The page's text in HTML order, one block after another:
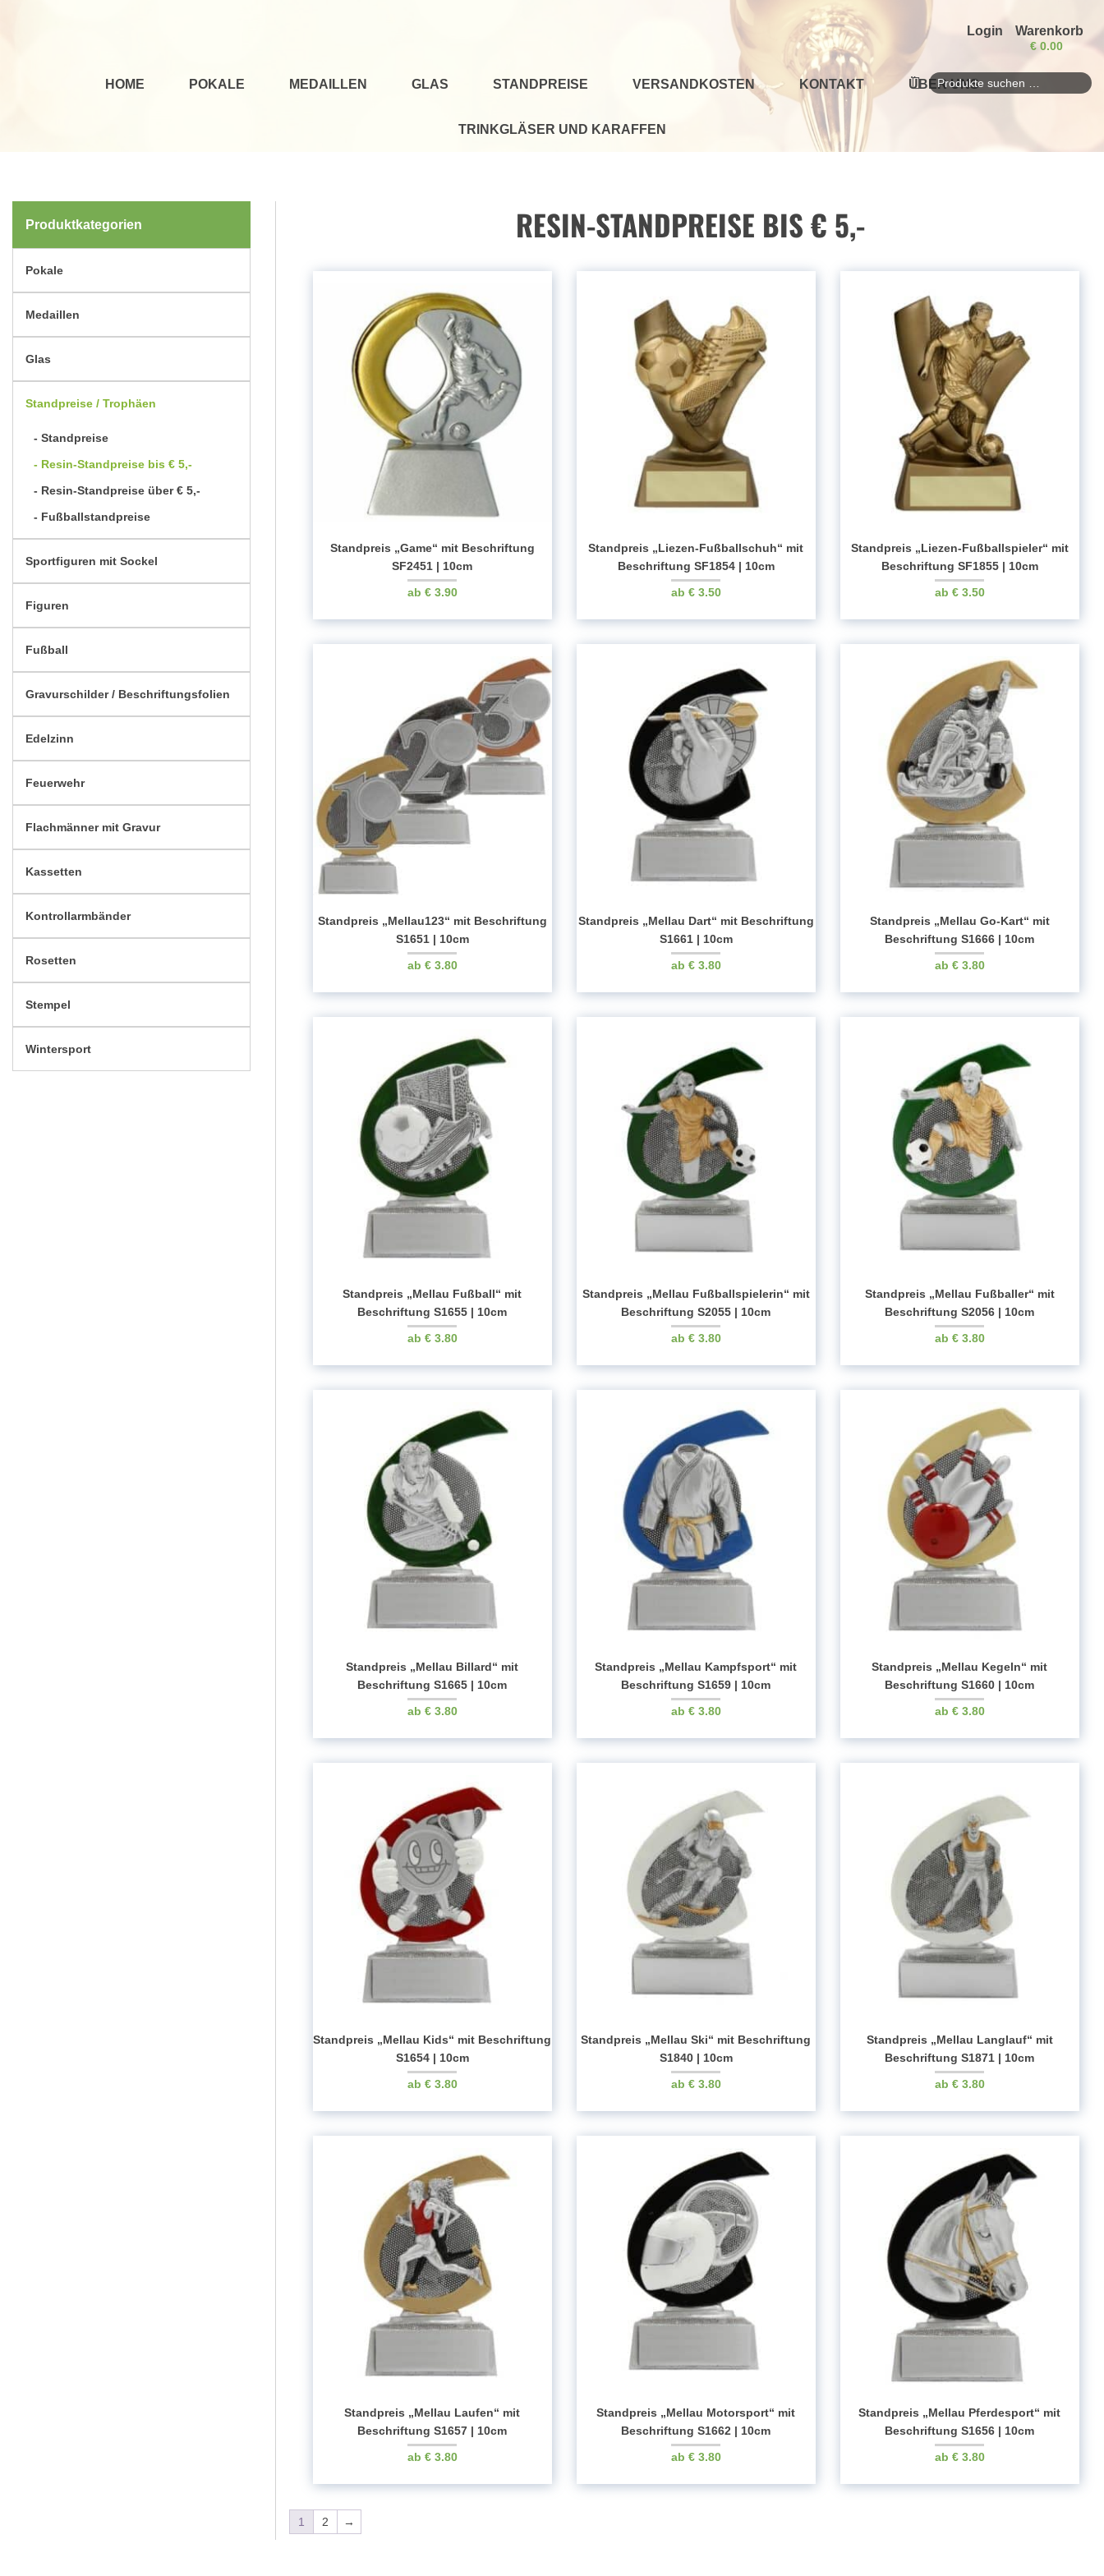
Login Warenkorb
€ 0.00
HOME POKALE MEDAILLEN GLAS STANDPREISE VERSANDKOSTEN KONTAKT ÜBER UNS
TRINKGLÄSER UND KARAFFEN
Suchen
Produktkategorien
Pokale
Medaillen
Glas
Standpreise / Trophäen
Standpreise
Resin-Standpreise bis € 5,-
Resin-Standpreise über € 5,-
Fußballstandpreise
Sportfiguren mit Sockel
Figuren
Fußball
Gravurschilder / Beschriftungsfolien
Edelzinn
Feuerwehr
Flachmänner mit Gravur
Kassetten
Kontrollarmbänder
Rosetten
Stempel
Wintersport
RESIN-STANDPREISE BIS € 5,-
Standpreis „Game“ mit Beschriftung
SF2451 | 10cm
€3.90
Standpreis „Liezen-Fußballschuh“ mit
Beschriftung SF1854 | 10cm
€3.50
Standpreis „Liezen-Fußballspieler“ mit
Beschriftung SF1855 | 10cm
€3.50
Standpreis „Mellau123“ mit Beschriftung
S1651 | 10cm
€3.80
Standpreis „Mellau Dart“ mit Beschriftung
S1661 | 10cm
€3.80
Standpreis „Mellau Go-Kart“ mit
Beschriftung S1666 | 10cm
€3.80
Standpreis „Mellau Fußball“ mit
Beschriftung S1655 | 10cm
€3.80
Standpreis „Mellau Fußballspielerin“ mit
Beschriftung S2055 | 10cm
€3.80
Standpreis „Mellau Fußballer“ mit
Beschriftung S2056 | 10cm
€3.80
Standpreis „Mellau Billard“ mit
Beschriftung S1665 | 10cm
€3.80
Standpreis „Mellau Kampfsport“ mit
Beschriftung S1659 | 10cm
€3.80
Standpreis „Mellau Kegeln“ mit
Beschriftung S1660 | 10cm
€3.80
Standpreis „Mellau Kids“ mit Beschriftung
S1654 | 10cm
€3.80
Standpreis „Mellau Ski“ mit Beschriftung
S1840 | 10cm
€3.80
Standpreis „Mellau Langlauf“ mit
Beschriftung S1871 | 10cm
€3.80
Standpreis „Mellau Laufen“ mit
Beschriftung S1657 | 10cm
€3.80
Standpreis „Mellau Motorsport“ mit
Beschriftung S1662 | 10cm
€3.80
Standpreis „Mellau Pferdesport“ mit
Beschriftung S1656 | 10cm
€3.80
1 2 →